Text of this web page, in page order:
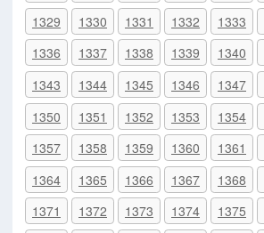
1329
1330 1331 1332 1333
1336
1337 1338 1339 1340
1343
1344 1345 1346 1347
1350
1351 1352 1353 1354
1357
1358 1359 1360 1361
1364
1365 1366 1367 1368
1371
1372 1373 1374 1375